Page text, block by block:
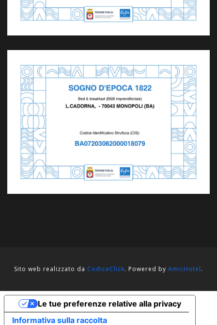
Sito web realizzato da CodiceClick. Powered by AmicHotel.
Informativa sulla raccolta
Le tue preferenze relative alla privacy